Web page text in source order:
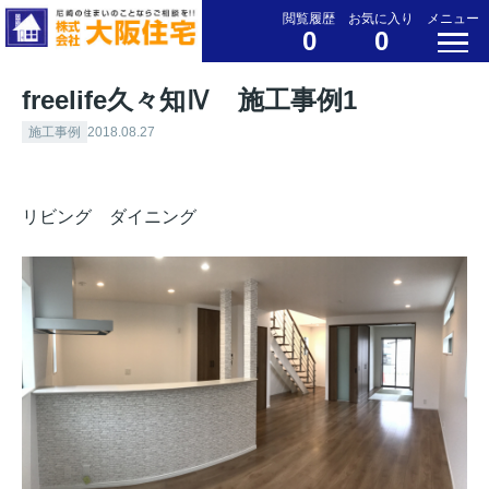
閲覧履歴
0
お気に入り
0
メニュー
freelife久々知Ⅳ 施工事例1
施工事例 2018.08.27
リビング ダイニング